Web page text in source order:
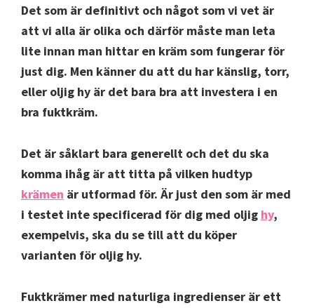
Det som är definitivt och något som vi vet är
att vi alla är olika och därför måste man leta
lite innan man hittar en kräm som fungerar för
just dig. Men känner du att du har känslig, torr,
eller oljig hy är det bara bra att investera i en
bra fuktkräm.
Det är såklart bara generellt och det du ska
komma ihåg är att titta på vilken hudtyp
krämen är utformad för. Är just den som är med
i testet inte specificerad för dig med oljig hy,
exempelvis, ska du se till att du köper
varianten för oljig hy.
Fuktkrämer med naturliga ingredienser är ett